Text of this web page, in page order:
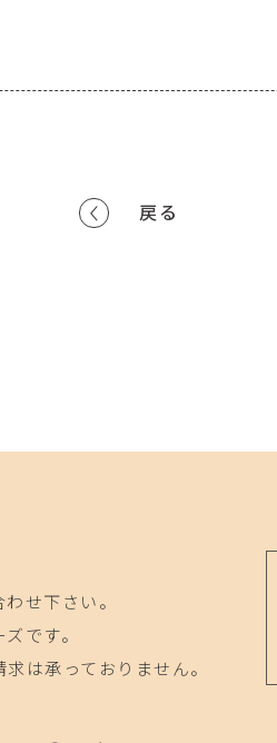
戻る
せ下さい。
です。
は承っておりません。